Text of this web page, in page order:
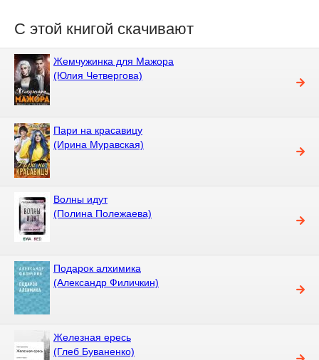
С этой книгой скачивают
Жемчужинка для Мажора
(Юлия Четвергова)
Пари на красавицу
(Ирина Муравская)
Волны идут
(Полина Полежаева)
Подарок алхимика
(Александр Филичкин)
Железная ересь
(Глеб Буваненко)